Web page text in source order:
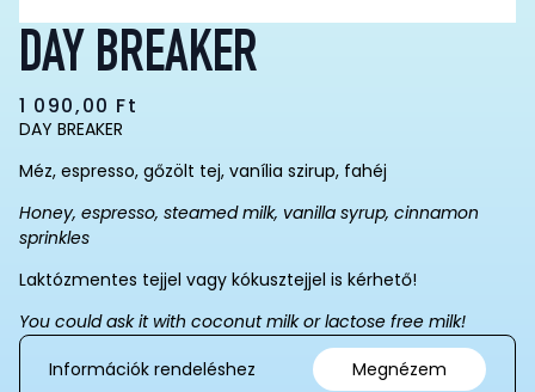
DAY BREAKER
1 090,00 Ft
DAY BREAKER
Méz, espresso, gőzölt tej, vanília szirup, fahéj
Honey, espresso, steamed milk, vanilla syrup, cinnamon
sprinkles
Laktózmentes tejjel vagy kókusztejjel is kérhető!
You could ask it with coconut milk or lactose free milk!
Információk rendeléshez
Megnézem